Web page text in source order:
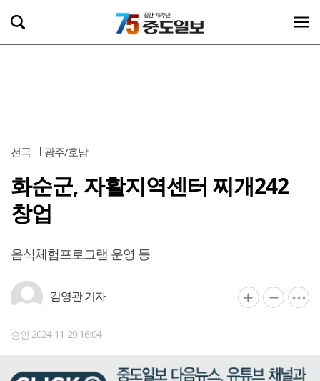
전국 광주/호남
화순군, 자활지역센터 찌개242
창업
음식체험프로그램 운영 등
김영관 기자
승인 2024-11-29 16:04